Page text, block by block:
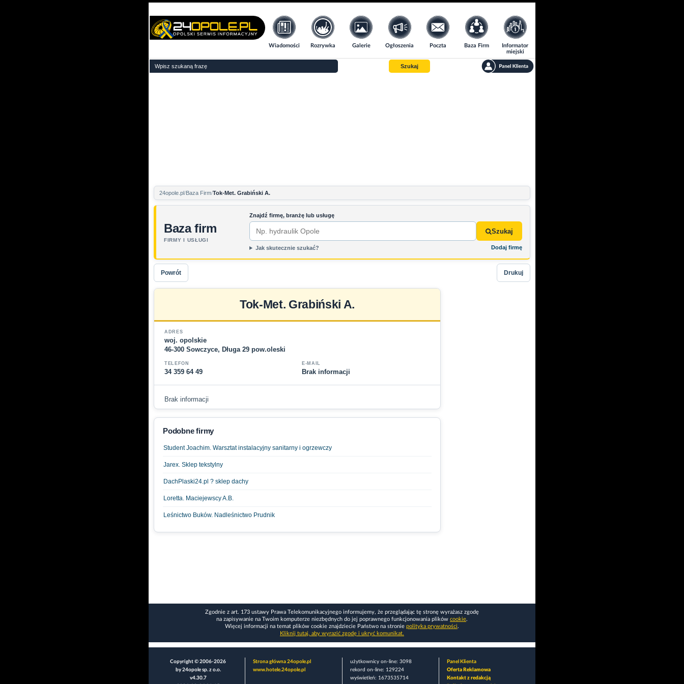
Wiadomości Rozrywka Galerie Ogłoszenia Poczta Baza Firm
Informator
miejski
Szukaj
24opole.pl Baza Firm Tok-Met. Grabiński A.
Baza firm
FIRMY I USŁUGI
Znajdź firmę, branżę lub usługę
Szukaj
Jak skutecznie szukać? Dodaj firmę
Powrót Drukuj
Tok-Met. Grabiński A.
ADRES
woj. opolskie
46-300 Sowczyce, Długa 29 pow.oleski
TELEFON
34 359 64 49
E-MAIL
Brak informacji
Brak informacji
Podobne firmy
Student Joachim. Warsztat instalacyjny sanitarny i ogrzewczy
Jarex. Sklep tekstylny
DachPlaski24.pl ? sklep dachy
Loretta. Maciejewscy A.B.
Leśnictwo Buków. Nadleśnictwo Prudnik
Zgodnie z art. 173 ustawy Prawa Telekomunikacyjnego informujemy, że przeglądając tę stronę wyrażasz zgodę
na zapisywanie na Twoim komputerze niezbędnych do jej poprawnego funkcjonowania plików cookie.
Więcej informacji na temat plików cookie znajdziecie Państwo na stronie polityka prywatności.
Kliknij tutaj, aby wyrazić zgodę i ukryć komunikat.
Copyright © 2006-2026
by 24opole sp. z o.o.
v4.30.7
Strona główna 24opole.pl
www.hotele.24opole.pl
użytkownicy on-line: 3098
rekord on-line: 129224
wyświetleń: 1673535714
Panel Klienta
Oferta Reklamowa
Kontakt z redakcją